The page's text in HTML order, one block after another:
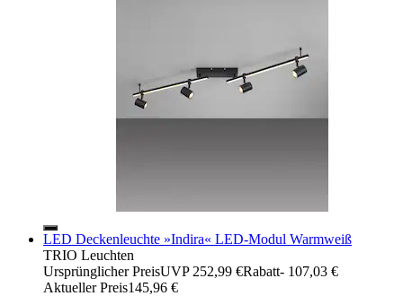
LED Deckenleuchte »Indira« LED-Modul Warmweiß
TRIO Leuchten
Ursprünglicher PreisUVP 252,99 €Rabatt- 107,03 €
Aktueller Preis145,96 €